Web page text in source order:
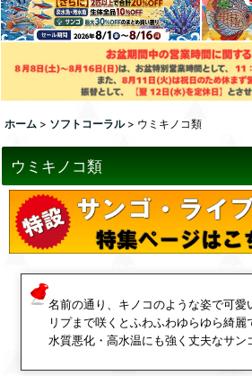
ホーム > ソフトコーラル > ウミキノコ類
ウミキノコ類
名前の通り、キノコのような姿で可愛
リプまで咲くとふわふわゆらゆら綺麗
水質悪化・高水温にも強く丈夫なサン